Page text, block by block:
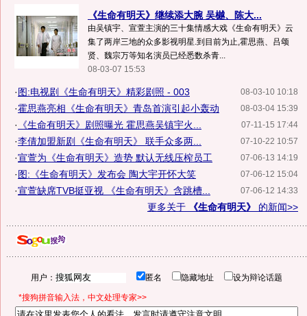
《生命有明天》继续添大腕 吴樾、陈大...
由吴镇宇、宣萱主演的三十集情感大戏《生命有明天》云
集了两岸三地的众多影视明星.到目前为止,霍思燕、吕颂
贤、魏宗万等知名演员已经悉数杀青...
08-03-07 15:53
08-03-10 10:18
·图:电视剧《生命有明天》精彩剧照 - 003
08-03-04 15:39
·霍思燕亮相《生命有明天》青岛首演引起小轰动
07-11-15 17:44
· 《生命有明天》剧照曝光 霍思燕吴镇宇火...
07-10-22 10:57
·李倩加盟新剧《生命有明天》 联手众多两...
07-06-13 14:19
·宣萱为《生命有明天》造势 默认无线压榨员工
07-06-12 15:04
·图:《生命有明天》发布会 陶大宇开怀大笑
07-06-12 14:33
·宣萱缺席TVB挺亚视 《生命有明天》含跳槽...
更多关于
《生命有明天》 的新闻>>
用户： 匿名 隐藏地址 设为辩论话题
*搜狗拼音输入法，中文处理专家>>